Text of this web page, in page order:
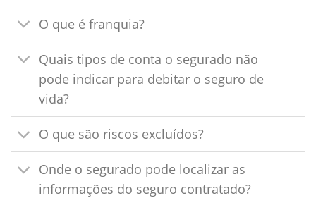
O que é franquia?
Quais tipos de conta o segurado não
pode indicar para debitar o seguro de
vida?
O que são riscos excluídos?
Onde o segurado pode localizar as
informações do seguro contratado?